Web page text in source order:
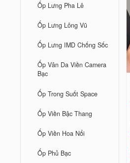
Ốp Lưng Pha Lê
Ốp Lưng Lông Vũ
Ốp Lưng IMD Chống Sốc
Ốp Vân Da Viền Camera
Bạc
Ốp Trong Suốt Space
Ốp Viền Bậc Thang
Ốp Viền Hoa Nổi
Ốp Phủ Bạc